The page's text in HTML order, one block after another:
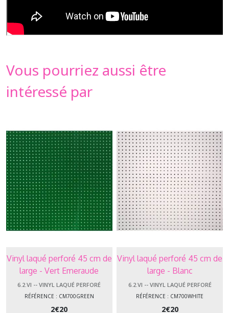
Vous pourriez aussi être
intéressé par
Vinyl laqué perforé 45 cm de
large - Vert Emeraude
6.2.VI -- VINYL LAQUÉ PERFORÉ
RÉFÉRENCE : CM700GREEN
2€20
Vinyl laqué perforé 45 cm de
large - Blanc
6.2.VI -- VINYL LAQUÉ PERFORÉ
RÉFÉRENCE : CM700WHITE
2€20